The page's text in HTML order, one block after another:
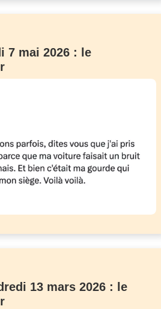
7 mai 2026 : le
13 mars 2026 : le